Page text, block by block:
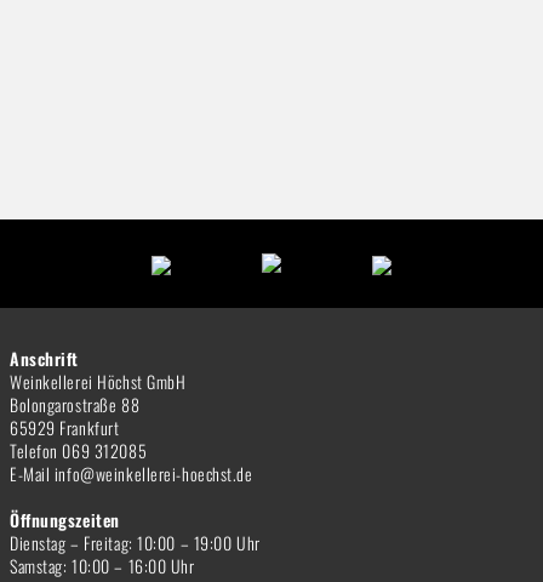
Anschrift
Weinkellerei Höchst GmbH
Bolongarostraße 88
65929 Frankfurt
Telefon 069 312085
E-Mail info@weinkellerei-hoechst.de
Öffnungszeiten
Dienstag – Freitag: 10:00 – 19:00 Uhr
Samstag: 10:00 – 16:00 Uhr